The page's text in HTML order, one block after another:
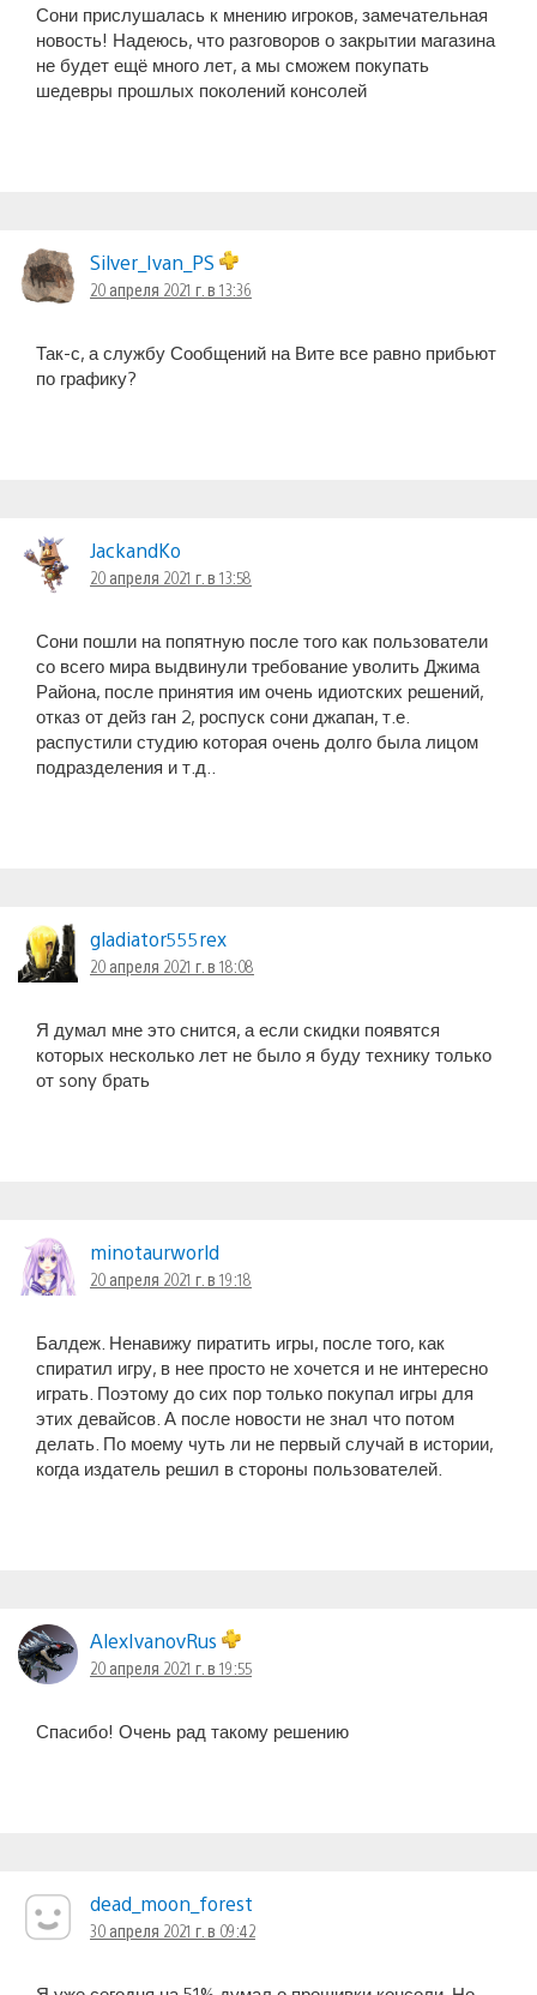
Сони прислушалась к мнению игроков, замечательная
новость! Надеюсь, что разговоров о закрытии магазина
не будет ещё много лет, а мы сможем покупать
шедевры прошлых поколений консолей
Silver_Ivan_PS
20 апреля 2021 г. в 13:36
Так-с, а службу Сообщений на Вите все равно прибьют
по графику?
JackandKo
20 апреля 2021 г. в 13:58
Сони пошли на попятную после того как пользователи
со всего мира выдвинули требование уволить Джима
Района, после принятия им очень идиотских решений,
отказ от дейз ган 2, роспуск сони джапан, т.е.
распустили студию которая очень долго была лицом
подразделения и т.д..
gladiator555rex
20 апреля 2021 г. в 18:08
Я думал мне это снится, а если скидки появятся
которых несколько лет не было я буду технику только
от sony брать
minotaurworld
20 апреля 2021 г. в 19:18
Балдеж. Ненавижу пиратить игры, после того, как
спиратил игру, в нее просто не хочется и не интересно
играть. Поэтому до сих пор только покупал игры для
этих девайсов. А после новости не знал что потом
делать. По моему чуть ли не первый случай в истории,
когда издатель решил в стороны пользователей.
AlexIvanovRus
20 апреля 2021 г. в 19:55
Спасибо! Очень рад такому решению
dead_moon_forest
30 апреля 2021 г. в 09:42